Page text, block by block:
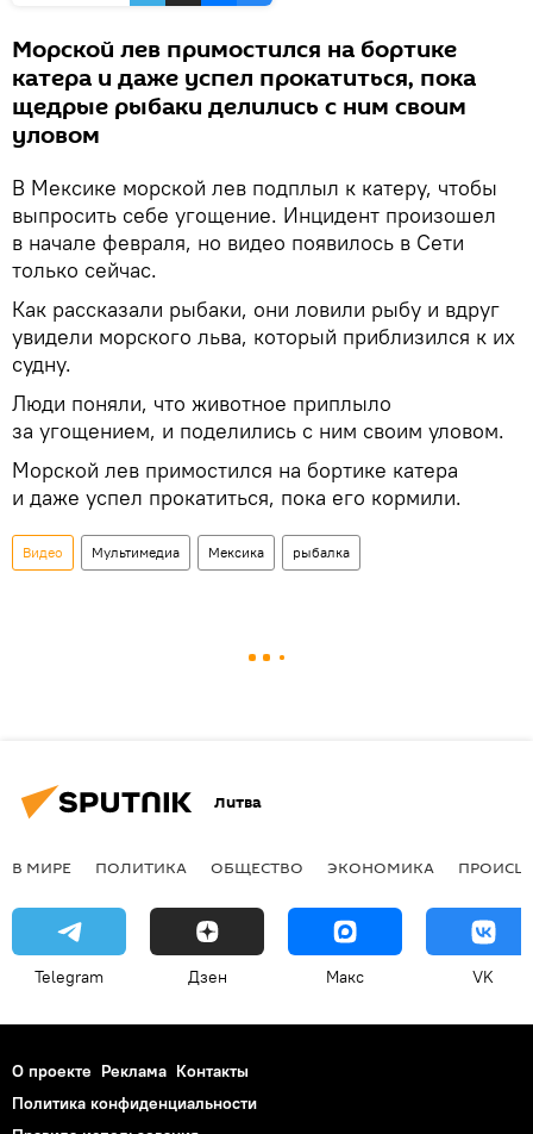
Морской лев примостился на бортике
катера и даже успел прокатиться, пока
щедрые рыбаки делились с ним своим
уловом
В Мексике морской лев подплыл к катеру, чтобы
выпросить себе угощение. Инцидент произошел
в начале февраля, но видео появилось в Сети
только сейчас.
Как рассказали рыбаки, они ловили рыбу и вдруг
увидели морского льва, который приблизился к их
судну.
Люди поняли, что животное приплыло
за угощением, и поделились с ним своим уловом.
Морской лев примостился на бортике катера
и даже успел прокатиться, пока его кормили.
Видео Мультимедиа Мексика рыбалка
Литва
В МИРЕ ПОЛИТИКА ОБЩЕСТВО ЭКОНОМИКА
Telegram Дзен Макс VK
О проекте Реклама Контакты
Политика конфиденциальности